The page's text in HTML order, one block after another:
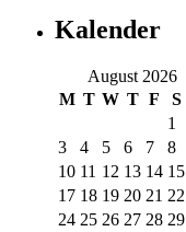
Kalender
August 2026
M T W T F S
1
3
4 5 6 7 8
10 11 12 13 14 15
17 18 19 20 21 22
24 25 26 27 28 29